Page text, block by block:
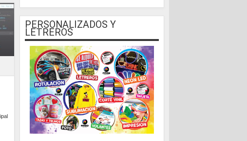
PERSONALIZADOS Y
LETREROS